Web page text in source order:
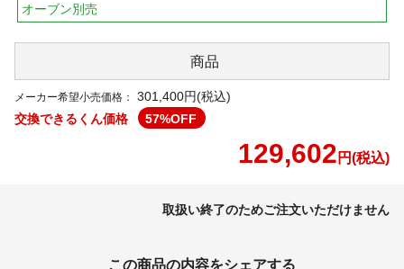
オーブン別売
商品
メーカー希望小売価格：
301,400円(税込)
交換できるくん価格
57%OFF
129,602 円(税込)
取扱い終了のためご注文いただけません
この商品の内容をシェアする